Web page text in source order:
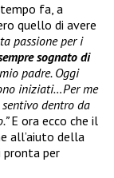
fa, a
quello di avere
passione per i
sognato di
padre. Oggi
iniziati…Per me
dentro da
E ora ecco che il
all’aiuto della
pronta per